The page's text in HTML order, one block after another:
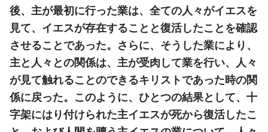
後、主が最初に行った業は、全ての人々がイエスを
見て、イエスが存在することと復活したことを確認
させることであった。さらに、そうした業により、
主と人々との関係は、主が受肉して業を行い、人々
が見て触れることのできるキリストであった時の関
係に戻った。このように、ひとつの結果として、十
字架にはり付けられた主イエスが死から復活したこ